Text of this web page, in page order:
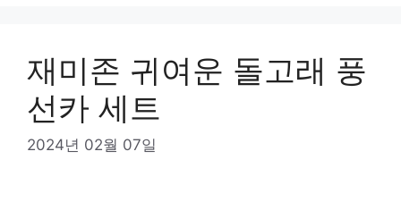
재미존 귀여운 돌고래 풍
선카 세트
2024년 02월 07일